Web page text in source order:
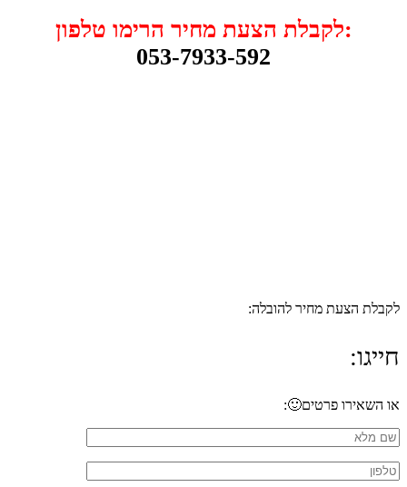
לקבלת הצעת מחיר הרימו טלפון:
053-7933-592
לקבלת הצעת מחיר להובלה:
חייגו:
או השאירו פרטים🙂: